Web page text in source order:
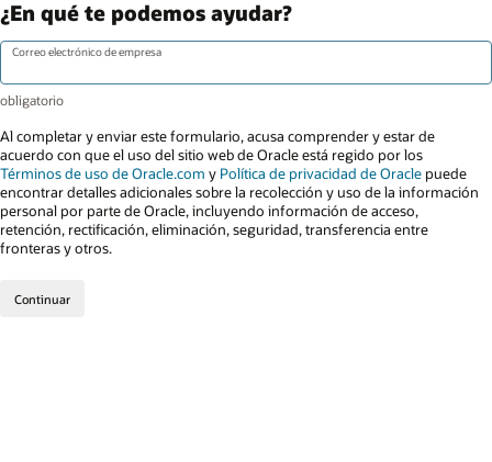
¿En qué te podemos ayudar?
Correo electrónico de empresa
Al completar y enviar este formulario, acusa comprender y estar de
acuerdo con que el uso del sitio web de Oracle está regido por los
Términos de uso de Oracle.com y Política de privacidad de Oracle puede
encontrar detalles adicionales sobre la recolección y uso de la información
personal por parte de Oracle, incluyendo información de acceso,
retención, rectificación, eliminación, seguridad, transferencia entre
fronteras y otros.
Continuar